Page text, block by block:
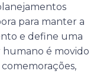
para manter a
e define uma
humano é movido